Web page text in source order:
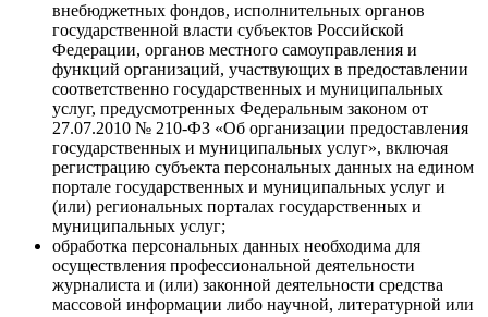
внебюджетных фондов, исполнительных органов
государственной власти субъектов Российской
Федерации, органов местного самоуправления и
функций организаций, участвующих в предоставлении
соответственно государственных и муниципальных
услуг, предусмотренных Федеральным законом от
27.07.2010 № 210-ФЗ «Об организации предоставления
государственных и муниципальных услуг», включая
регистрацию субъекта персональных данных на едином
портале государственных и муниципальных услуг и
(или) региональных порталах государственных и
муниципальных услуг;
обработка персональных данных необходима для
осуществления профессиональной деятельности
журналиста и (или) законной деятельности средства
массовой информации либо научной, литературной или